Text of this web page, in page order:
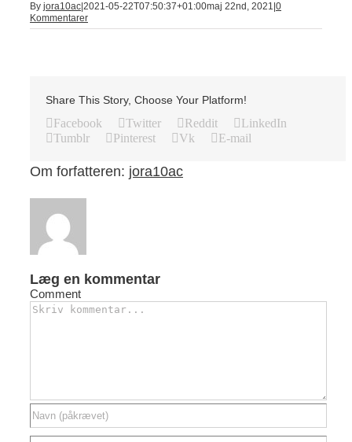
By jora10ac 2021-05-22T07:50:37+01:00maj 22nd, 2021 0
Kommentarer
Share This Story, Choose Your Platform!
Facebook Twitter Reddit
LinkedIn
Tumblr
Pinterest Vk E-mail
Om forfatteren: jora10ac
Læg en kommentar
Comment